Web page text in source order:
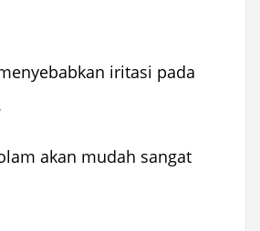
iritasi pada
akan mudah sangat